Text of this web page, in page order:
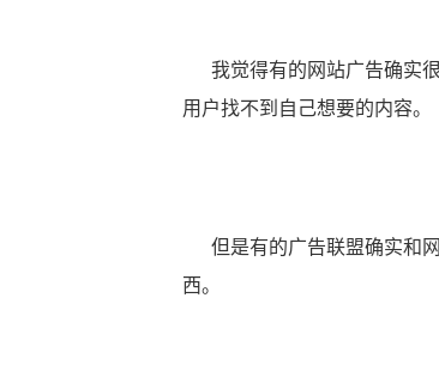
我觉得有的网站广告确实很
用户找不到自己想要的内容。
但是有的广告联盟确实和
西。